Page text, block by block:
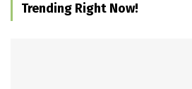
Trending Right Now!